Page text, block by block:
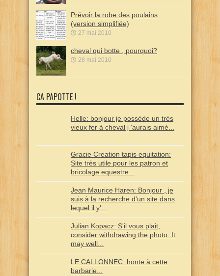
Prévoir la robe des poulains
(version simplifiée)
27 mai 2010
cheval qui botte , pourquoi?
28 mai 2010
CA PAPOTTE !
Helle: bonjour je possède un très
vieux fer à cheval j 'aurais aimé...
Gracie Creation tapis equitation:
Site très utile pour les patron et
bricolage equestre...
Jean Maurice Haren: Bonjour , je
suis à la recherche d'un site dans
lequel il y'...
Julian Kopacz: S'il vous plait,
consider withdrawing the photo. It
may well...
LE CALLONNEC: honte à cette
barbarie...